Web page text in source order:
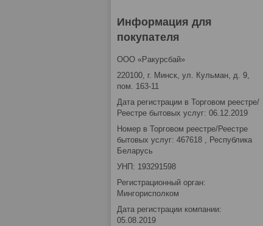
Информация для
покупателя
ООО «Ракурсбай»
220100, г. Минск, ул. Кульман, д. 9,
пом. 163-11
Дата регистрации в Торговом реестре/
Реестре бытовых услуг: 06.12.2019
Номер в Торговом реестре/Реестре
бытовых услуг: 467618 , Республика
Беларусь
УНП: 193291598
Регистрационный орган:
Мингорисполком
Дата регистрации компании:
05.08.2019